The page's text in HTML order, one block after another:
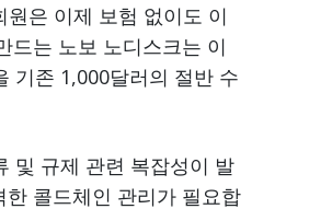
은 이제 보험 없이도 이
드는 노보 노디스크는 이
기존 1,000달러의 절반 수
및 규제 관련 복잡성이 발
콜드체인 관리가 필요합